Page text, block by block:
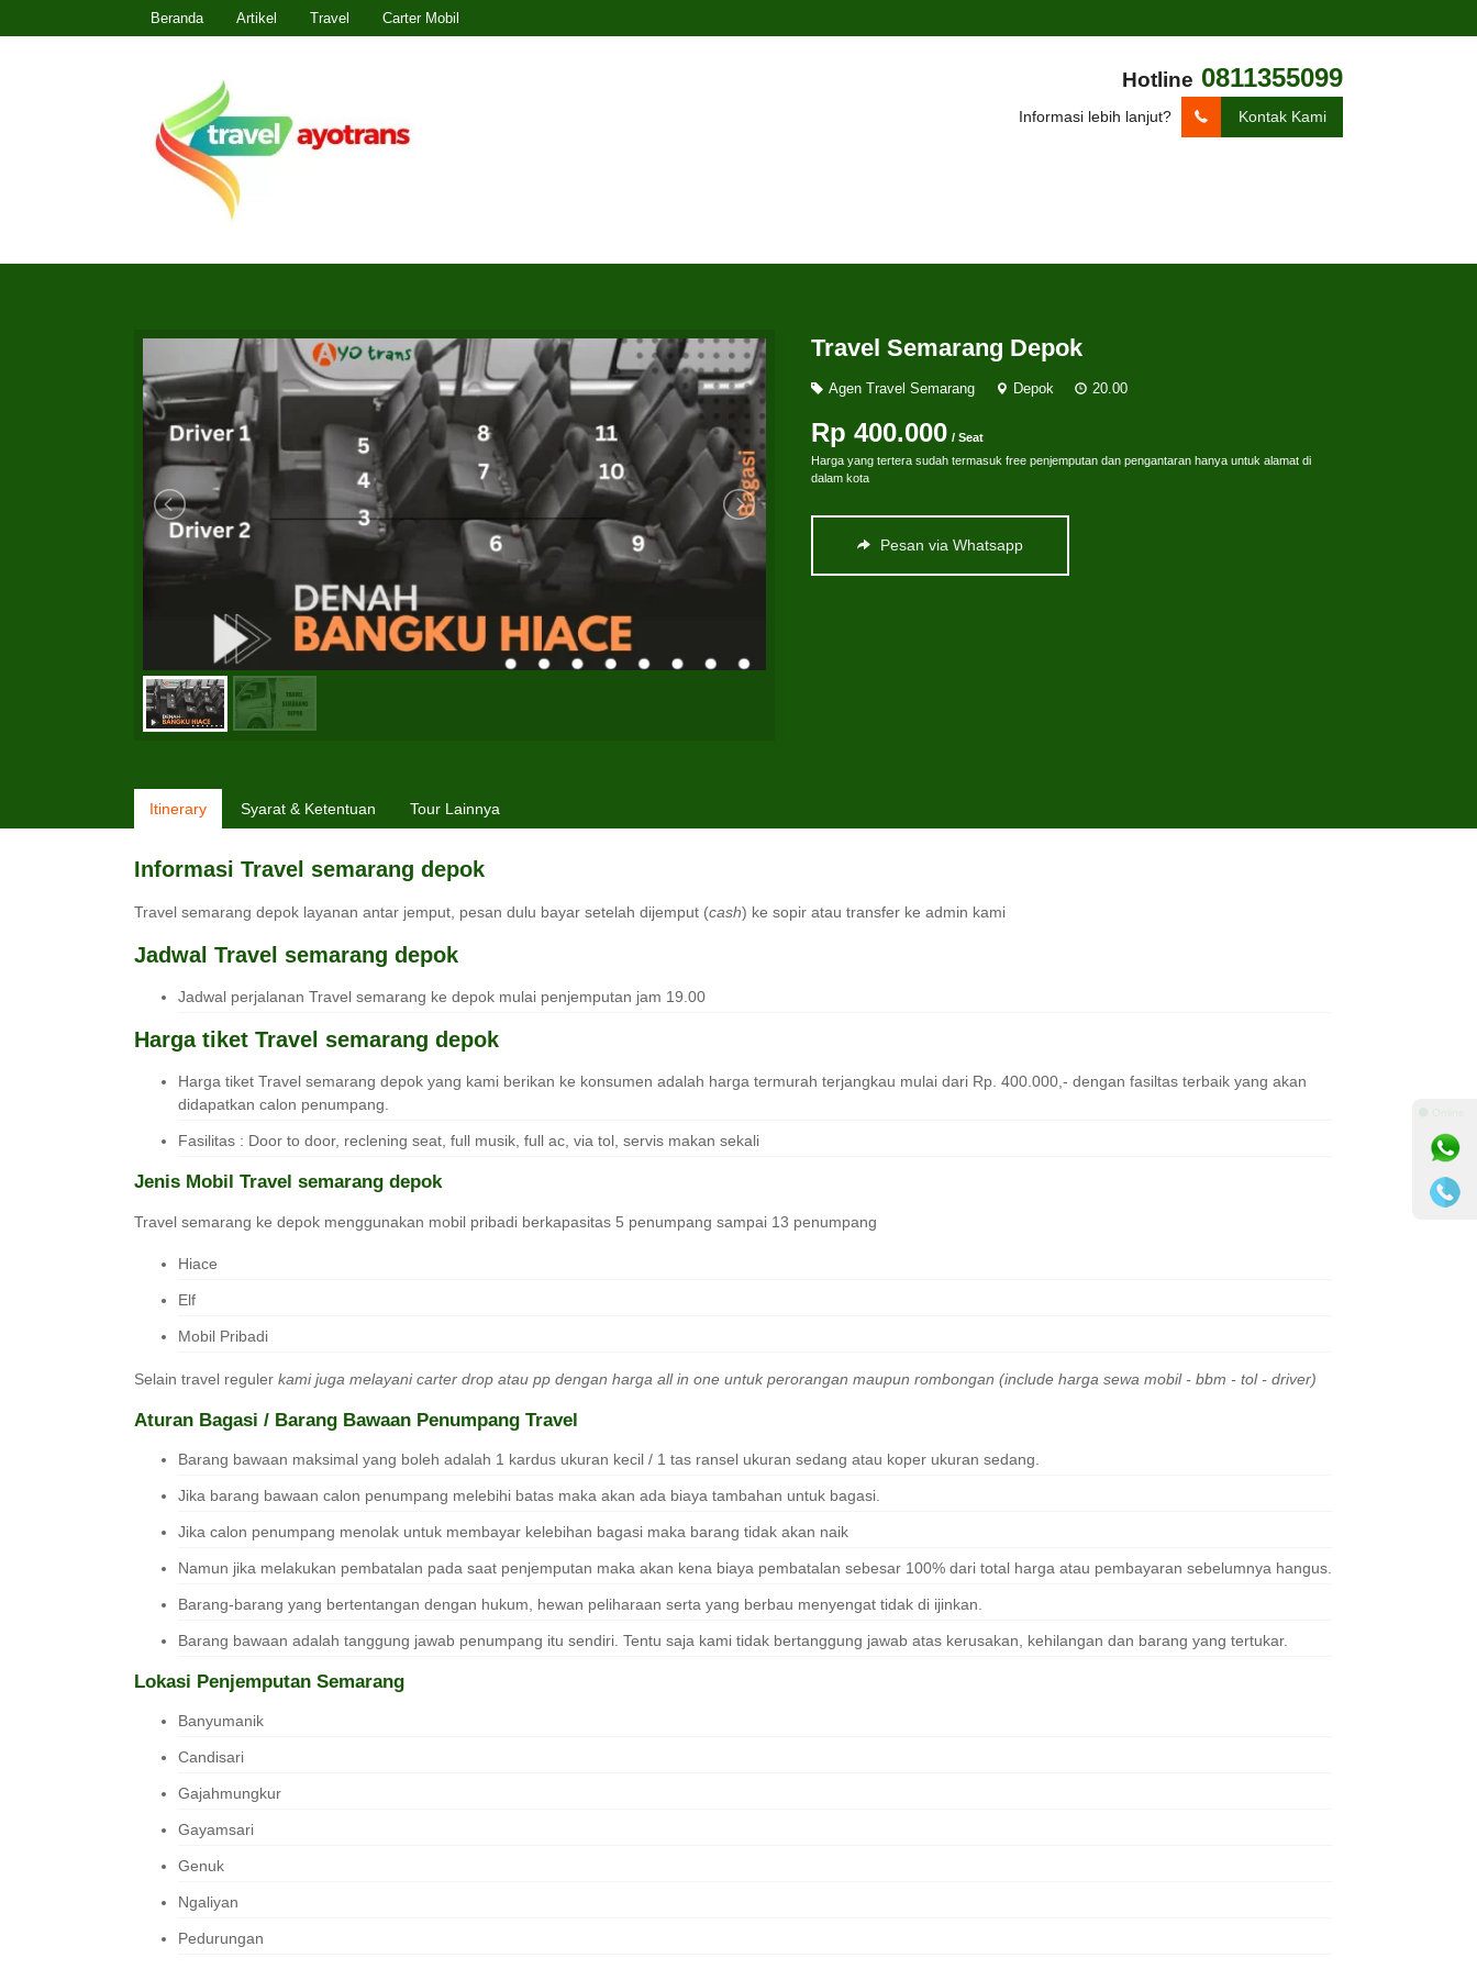
Beranda Artikel Travel Carter Mobil
Hotline 0811355099
Informasi lebih lanjut? Kontak Kami
Travel Semarang Depok
Agen Travel Semarang Depok 20.00
Rp 400.000 / Seat
Harga yang tertera sudah termasuk free penjemputan dan pengantaran hanya untuk alamat di
dalam kota
Pesan via Whatsapp
Itinerary Syarat & Ketentuan Tour Lainnya
Informasi Travel semarang depok
Travel semarang depok layanan antar jemput, pesan dulu bayar setelah dijemput (cash) ke sopir atau transfer ke admin kami
Jadwal Travel semarang depok
Jadwal perjalanan Travel semarang ke depok mulai penjemputan jam 19.00
Harga tiket Travel semarang depok
Harga tiket Travel semarang depok yang kami berikan ke konsumen adalah harga termurah terjangkau mulai dari Rp. 400.000,- dengan fasiltas terbaik yang akan
didapatkan calon penumpang.
Fasilitas : Door to door, reclening seat, full musik, full ac, via tol, servis makan sekali
Jenis Mobil Travel semarang depok
Travel semarang ke depok menggunakan mobil pribadi berkapasitas 5 penumpang sampai 13 penumpang
Hiace
Elf
Mobil Pribadi
Selain travel reguler kami juga melayani carter drop atau pp dengan harga all in one untuk perorangan maupun rombongan (include harga sewa mobil - bbm - tol - driver)
Aturan Bagasi / Barang Bawaan Penumpang Travel
Barang bawaan maksimal yang boleh adalah 1 kardus ukuran kecil / 1 tas ransel ukuran sedang atau koper ukuran sedang.
Jika barang bawaan calon penumpang melebihi batas maka akan ada biaya tambahan untuk bagasi.
Jika calon penumpang menolak untuk membayar kelebihan bagasi maka barang tidak akan naik
Namun jika melakukan pembatalan pada saat penjemputan maka akan kena biaya pembatalan sebesar 100% dari total harga atau pembayaran sebelumnya hangus.
Barang-barang yang bertentangan dengan hukum, hewan peliharaan serta yang berbau menyengat tidak di ijinkan.
Barang bawaan adalah tanggung jawab penumpang itu sendiri. Tentu saja kami tidak bertanggung jawab atas kerusakan, kehilangan dan barang yang tertukar.
Lokasi Penjemputan Semarang
Banyumanik
Candisari
Gajahmungkur
Gayamsari
Genuk
Ngaliyan
Pedurungan